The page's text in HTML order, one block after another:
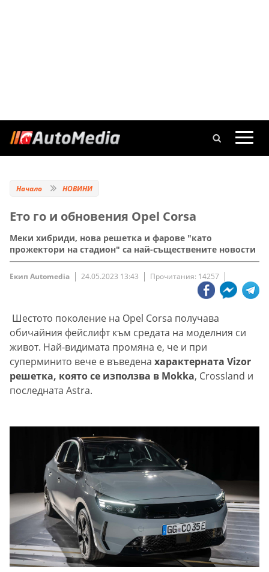
Начало НОВИНИ
Ето го и обновения Opel Corsa
Меки хибриди, нова решетка и фарове "като
прожектори на стадион" са най-съществените новости
Екип Automedia 24.05.2023 13:43 Прочитания: 14257
Шестото поколение на Opel Corsa получава
обичайния фейслифт към средата на моделния си
живот. Най-видимата промяна е, че и при
суперминито вече е въведена характерната Vizor
решетка, която се използва в Mokka, Crossland и
последната Astra.